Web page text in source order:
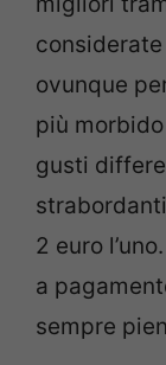
considerate
ovunque
più
gusti
2 euro
a
sempre